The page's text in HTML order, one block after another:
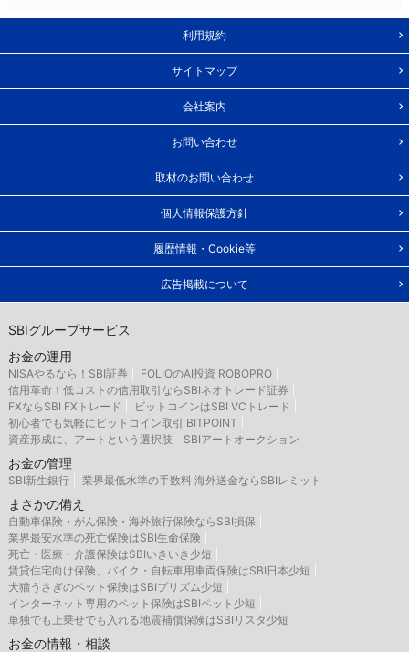
利用規約
サイトマップ
会社案内
お問い合わせ
取材のお問い合わせ
個人情報保護方針
履歴情報・Cookie等
広告掲載について
SBIグループサービス
お金の運用
NISAやるなら！SBI証券
FOLIOのAI投資 ROBOPRO
信用革命！低コストの信用取引ならSBIネオトレード証券
FXならSBI FXトレード
ビットコインはSBI VCトレード
初心者でも気軽にビットコイン取引 BITPOINT
資産形成に、アートという選択肢 SBIアートオークション
お金の管理
SBI新生銀行 業界最低水準の手数料 海外送金ならSBIレミット
まさかの備え
自動車保険・がん保険・海外旅行保険ならSBI損保
業界最安水準の死亡保険はSBI生命保険
死亡・医療・介護保険はSBIいきいき少短
賃貸住宅向け保険、バイク・自転車用車両保険はSBI日本少短
犬猫うさぎのペット保険はSBIプリズム少短
インターネット専用のペット保険はSBIペット少短
単独でも上乗せでも入れる地震補償保険はSBIリスタ少短
お金の情報・相談